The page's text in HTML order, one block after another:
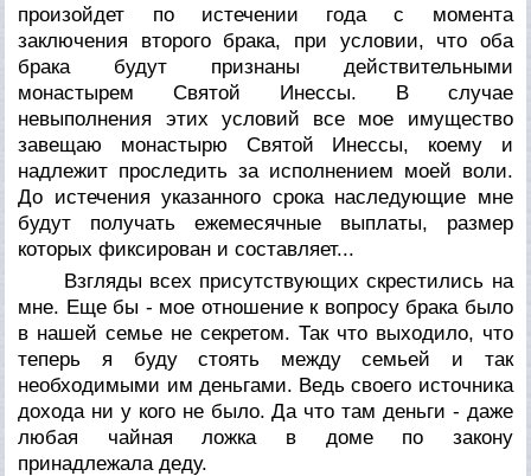
произойдет по истечении года с момента
заключения второго брака, при условии, что оба
брака будут признаны действительными
монастырем Святой Инессы. В случае
невыполнения этих условий все мое имущество
завещаю монастырю Святой Инессы, коему и
надлежит проследить за исполнением моей воли.
До истечения указанного срока наследующие мне
будут получать ежемесячные выплаты, размер
которых фиксирован и составляет...
Взгляды всех присутствующих скрестились на
мне. Еще бы - мое отношение к вопросу брака было
в нашей семье не секретом. Так что выходило, что
теперь я буду стоять между семьей и так
необходимыми им деньгами. Ведь своего источника
дохода ни у кого не было. Да что там деньги - даже
любая чайная ложка в доме по закону
принадлежала деду.